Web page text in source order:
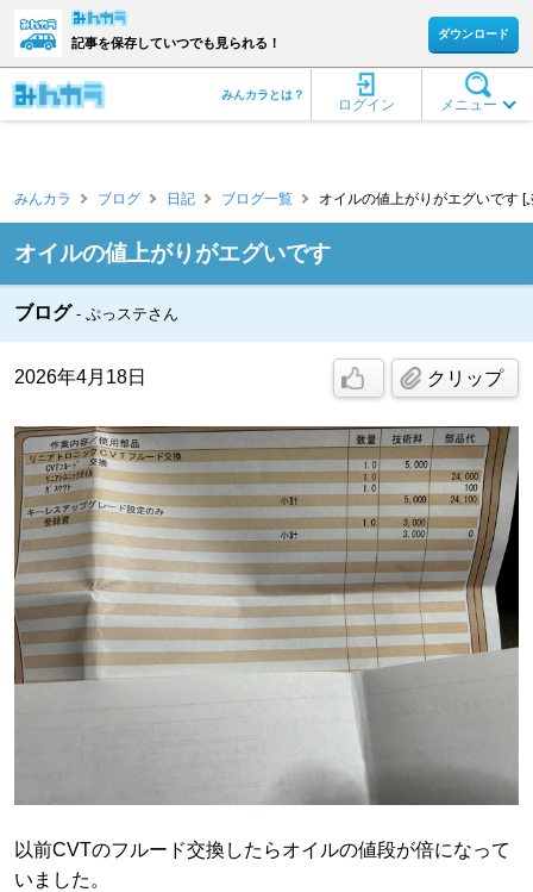
記事を保存していつでも見られる！
ダウンロード
メニュー
ログイン
みんカラとは？
みんカラ ブログ 日記 ブログ一覧 オイルの値上がりがエグいです [
オイルの値上がりがエグいです
ブログ ぷっステさん
2026年4月18日 クリップ
以前CVTのフルード交換したらオイルの値段が倍になって
いました。